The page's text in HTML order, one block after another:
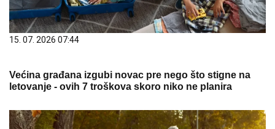
15. 07. 2026 07:44
Većina građana izgubi novac pre nego što stigne na
letovanje - ovih 7 troškova skoro niko ne planira